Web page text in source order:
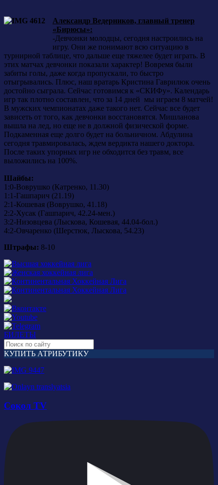
Александр Ведерников, главный тренер
«Бирюсы»:
-Девчонки молодцы, сегодня настроились на
игру. Они же понимают всю ситуацию в
турнирной таблице, что дальше еще тяжелее будет играть. В
этих матчах девчонки показали характер! Вовремя были
забиты голы, даже когда пропускали, то быстро
отыгрывались. Плюс, наш вратарь Кристина Гаврилюк очень
достойно сыграла. Сейчас готовимся к «СКИФу». Календарь
игр так плотно составлен, что за 14 дней мы играем 8 матчей!
В мужских чемпионатах даже такого нет. Сейчас все будет
зависеть от того, как девчонки восстановятся. Мишланова
вышла на лед, но еще не в должной физической форме.
Подкаменная еще долго будет на больничном. Абдулина
сегодня травмировалась, ждем вердикта нашего доктора.
После таких упорных игр не обходится без травм, все
выложились на 100%.
Шайбы:
1:0-Воврушко (Катренко, 11.30)
1:1-Гашпарич (21.19)
2:1-Кошевая (Воврушко, 41.18)
2:2-Хусак (Гашпарич, 42.24-мен.)
3:2-Низовцева (Лыскова, Кошевая, 44.04-бол.)
4:2-Овчаренко (Шерстюк, Лыскова, 54.23)
Штрафы: 8-10
БИЛЕТЫ
КУПИТЬ АТРИБУТИКУ
Сокол TV